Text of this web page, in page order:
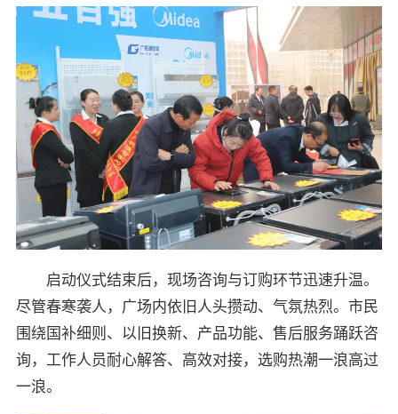
启动仪式结束后，现场咨询与订购环节迅速升温。
尽管春寒袭人，广场内依旧人头攒动、气氛热烈。市民
围绕国补细则、以旧换新、产品功能、售后服务踊跃咨
询，工作人员耐心解答、高效对接，选购热潮一浪高过
一浪。